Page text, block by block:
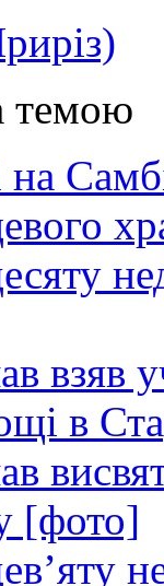
темою
взяв
в
[фото]